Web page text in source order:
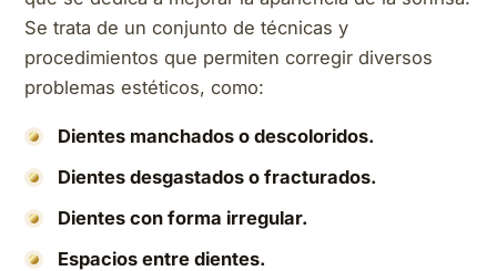
Se trata de un conjunto de técnicas y
procedimientos que permiten corregir diversos
problemas estéticos, como:
Dientes manchados o descoloridos.
Dientes desgastados o fracturados.
Dientes con forma irregular.
Espacios entre dientes.